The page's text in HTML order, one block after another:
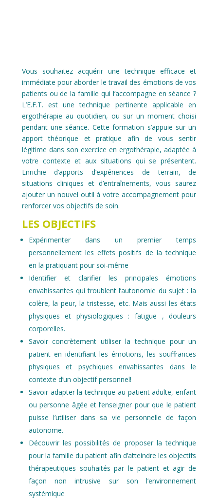
Vous souhaitez acquérir une technique efficace et
immédiate pour aborder le travail des émotions de vos
patients ou de la famille qui l’accompagne en séance ?
L’E.F.T. est une technique pertinente applicable en
ergothérapie au quotidien, ou sur un moment choisi
pendant une séance. Cette formation s’appuie sur un
apport théorique et pratique afin de vous sentir
légitime dans son exercice en ergothérapie, adaptée à
votre contexte et aux situations qui se présentent.
Enrichie d’apports d’expériences de terrain, de
situations cliniques et d’entraînements, vous saurez
ajouter un nouvel outil à votre accompagnement pour
renforcer vos objectifs de soin.
LES OBJECTIFS
Expérimenter dans un premier temps
personnellement les effets positifs de la technique
en la pratiquant pour soi-même
Identifier et clarifier les principales émotions
envahissantes qui troublent l’autonomie du sujet : la
colère, la peur, la tristesse, etc. Mais aussi les états
physiques et physiologiques : fatigue , douleurs
corporelles.
Savoir concrètement utiliser la technique pour un
patient en identifiant les émotions, les souffrances
physiques et psychiques envahissantes dans le
contexte d’un objectif personnel!
Savoir adapter la technique au patient adulte, enfant
ou personne âgée et l’enseigner pour que le patient
puisse l’utiliser dans sa vie personnelle de façon
autonome.
Découvrir les possibilités de proposer la technique
pour la famille du patient afin d’atteindre les objectifs
thérapeutiques souhaités par le patient et agir de
façon non intrusive sur son l’environnement
systémique